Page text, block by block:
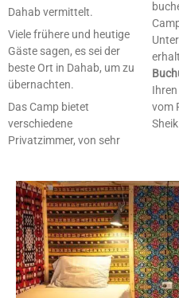
Dahab vermittelt.
Viele frühere und heutige
Gäste sagen, es sei der
beste Ort in Dahab, um zu
übernachten.
Das Camp bietet
verschiedene
Privatzimmer, von sehr
vom